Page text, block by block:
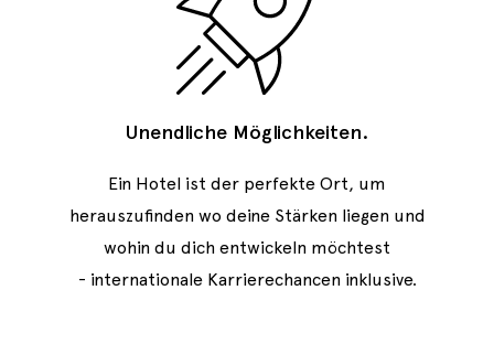
Unendliche Möglichkeiten.
Ein Hotel ist der perfekte Ort, um
herauszufinden wo deine Stärken liegen und
wohin du dich entwickeln möchtest
- internationale Karrierechancen inklusive.